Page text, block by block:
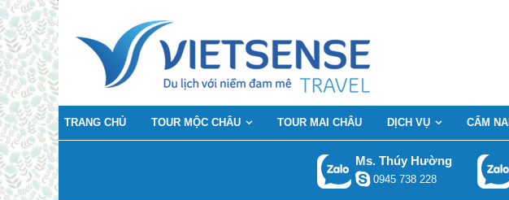
TRANG CHỦ TOUR MỘC CHÂU TOUR MAI CHÂU DỊCH VỤ CẨM
Ms. Thúy Hường
0945 738 228